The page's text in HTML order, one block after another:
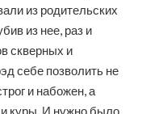
из родительских
из нее, раз и
скверных и
себе позволить не
и набожен, а
куры. И нужно было